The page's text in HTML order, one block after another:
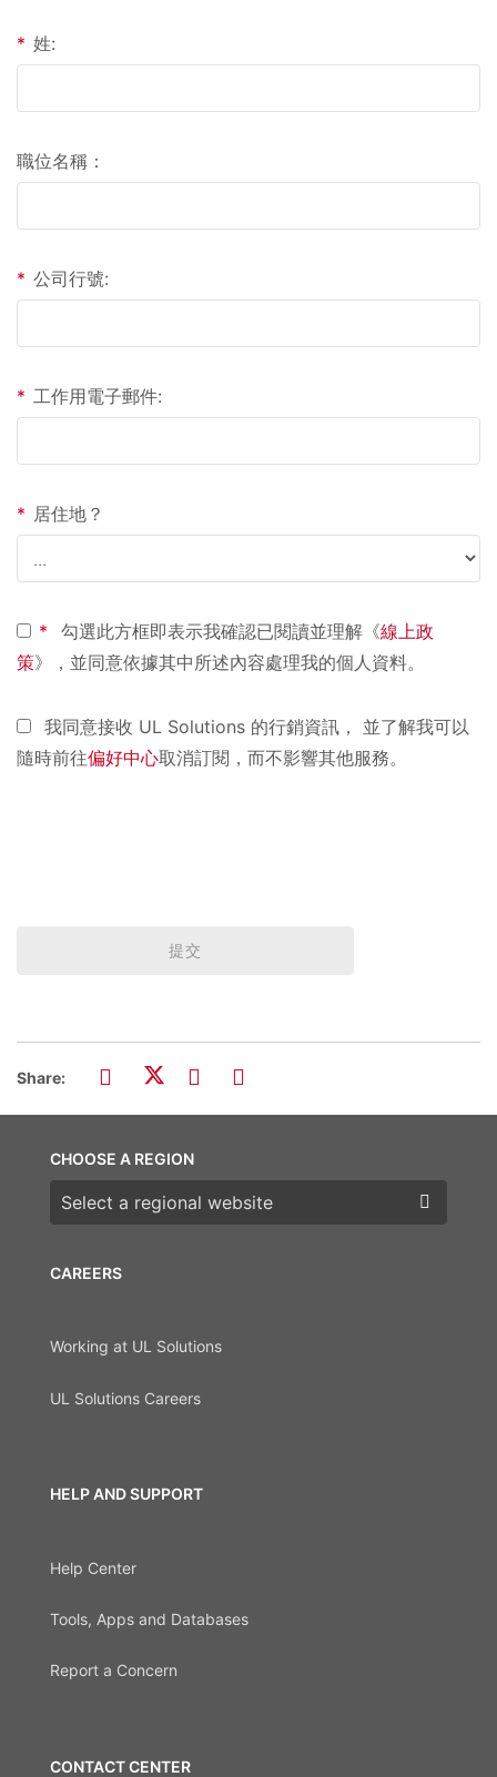
* 姓:
職位名稱：
* 公司行號:
* 工作用電子郵件:
* 居住地？
* 勾選此方框即表示我確認已閱讀並理解《線上政
策》，並同意依據其中所述內容處理我的個人資料。
我同意接收 UL Solutions 的行銷資訊， 並了解我可以
隨時前往偏好中心取消訂閱，而不影響其他服務。
提交
Share:
CAREERS
Working at UL Solutions
UL Solutions Careers
HELP AND SUPPORT
Help Center
Tools, Apps and Databases
Report a Concern
CONTACT CENTER
CHOOSE A REGION
Choose a region